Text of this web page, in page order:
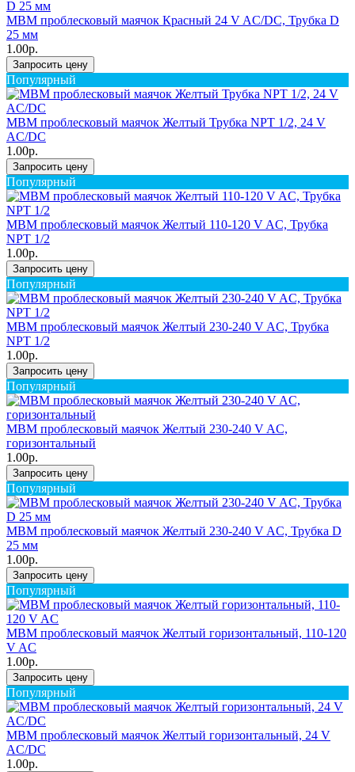
MBM проблесковый маячок Красный 24 V AC/DC, Трубка D
25 мм
1.00р.
Запросить цену
Популярный
MBM проблесковый маячок Желтый Трубка NPT 1/2, 24 V
AC/DC
1.00р.
Запросить цену
Популярный
MBM проблесковый маячок Желтый 110-120 V AC, Трубка
NPT 1/2
1.00р.
Запросить цену
Популярный
MBM проблесковый маячок Желтый 230-240 V AC, Трубка
NPT 1/2
1.00р.
Запросить цену
Популярный
MBM проблесковый маячок Желтый 230-240 V AC,
горизонтальный
1.00р.
Запросить цену
Популярный
MBM проблесковый маячок Желтый 230-240 V AC, Трубка D
25 мм
1.00р.
Запросить цену
Популярный
MBM проблесковый маячок Желтый горизонтальный, 110-120
V AC
1.00р.
Запросить цену
Популярный
MBM проблесковый маячок Желтый горизонтальный, 24 V
AC/DC
1.00р.